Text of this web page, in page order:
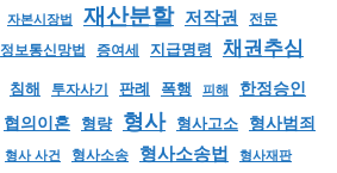
자본시장법 재산분할 저작권 전문
정보통신망법 증여세 지급명령 채권추심
침해 투자사기 판례 폭행 피해 한정승인
협의이혼 형량 형사 형사고소 형사범죄
형사 사건 형사소송 형사소송법 형사재판